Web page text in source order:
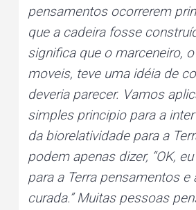
pensamentos ocorrerem
que a cadeira fosse
significa que o marceneiro,
moveis, teve uma idéia de
deveria parecer. Vamos
simples principio para a
da biorelatividade para a
podem apenas dizer, “OK,
para a Terra pensamentos e
curada.” Muitas pessoas